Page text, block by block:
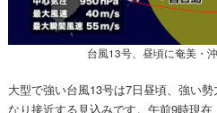
台風13号、昼頃に奄美・
大型で強い台風13号は7日昼頃、強い
なり接近する見込みです。午前9時現